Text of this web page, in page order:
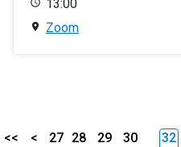
13:00
Zoom
<< < 27 28 29
30
32